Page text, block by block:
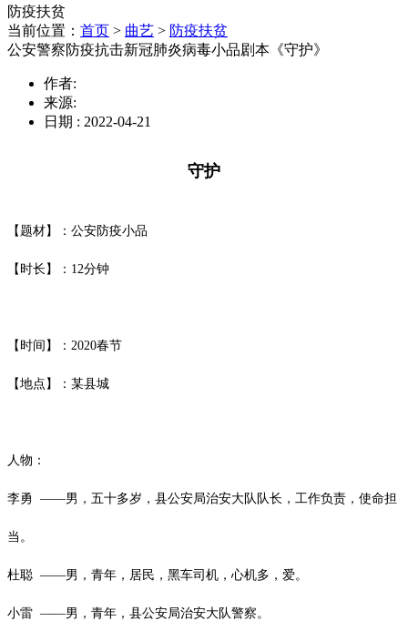
防疫扶贫
当前位置： 首页 > 曲艺 > 防疫扶贫
公安警察防疫抗击新冠肺炎病毒小品剧本《守护》
作者:
来源:
日期 : 2022-04-21
守护
【题材】：公安防疫小品
【时长】： 12分钟
【时间】： 2020春节
【地点】：某县城
人物：
李勇 ——男，五十多岁，县公安局治安大队队长，工作负责，使命担
当。
杜聪 ——男，青年，居民，黑车司机，心机多，爱。
小雷 ——男，青年，县公安局治安大队警察。